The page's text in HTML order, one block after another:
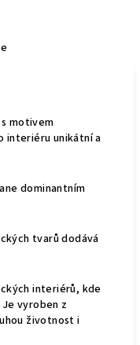
motivem
interiéru unikátní a
dominantním
tvarů dodává
interiérů, kde
vyroben z
životnost i